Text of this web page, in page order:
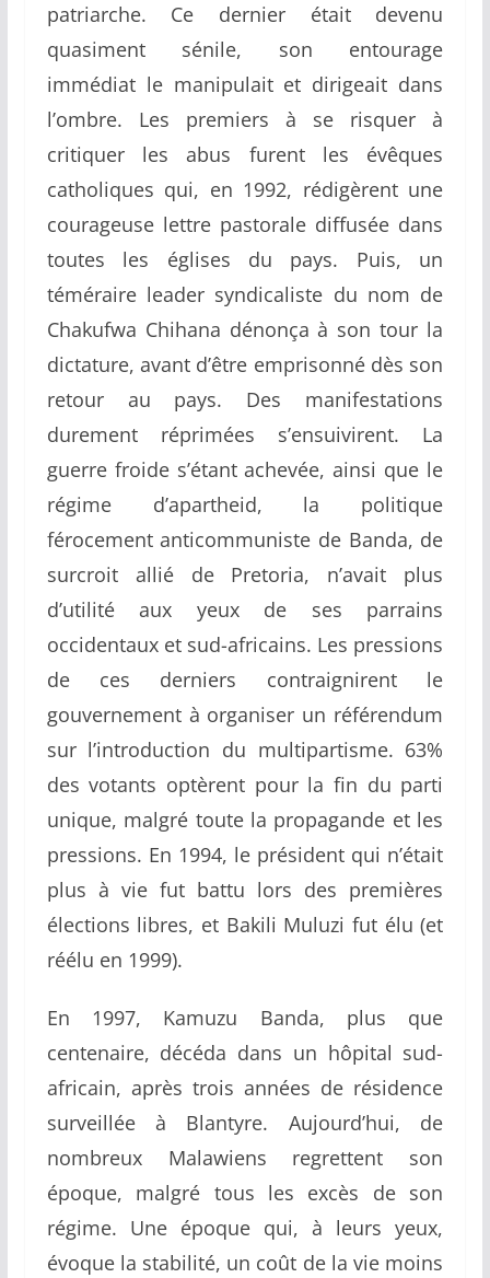
patriarche. Ce dernier était devenu
quasiment sénile, son entourage
immédiat le manipulait et dirigeait dans
l’ombre. Les premiers à se risquer à
critiquer les abus furent les évêques
catholiques qui, en 1992, rédigèrent une
courageuse lettre pastorale diffusée dans
toutes les églises du pays. Puis, un
téméraire leader syndicaliste du nom de
Chakufwa Chihana dénonça à son tour la
dictature, avant d’être emprisonné dès son
retour au pays. Des manifestations
durement réprimées s’ensuivirent. La
guerre froide s’étant achevée, ainsi que le
régime d’apartheid, la politique
férocement anticommuniste de Banda, de
surcroit allié de Pretoria, n’avait plus
d’utilité aux yeux de ses parrains
occidentaux et sud-africains. Les pressions
de ces derniers contraignirent le
gouvernement à organiser un référendum
sur l’introduction du multipartisme. 63%
des votants optèrent pour la fin du parti
unique, malgré toute la propagande et les
pressions. En 1994, le président qui n’était
plus à vie fut battu lors des premières
élections libres, et Bakili Muluzi fut élu (et
réélu en 1999).
En 1997, Kamuzu Banda, plus que
centenaire, décéda dans un hôpital sud-
africain, après trois années de résidence
surveillée à Blantyre. Aujourd’hui, de
nombreux Malawiens regrettent son
époque, malgré tous les excès de son
régime. Une époque qui, à leurs yeux,
évoque la stabilité, un coût de la vie moins